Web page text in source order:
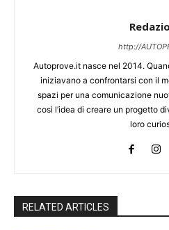
http://
Autoprove.it nasce nel 2014.
iniziavano a confrontarsi con il
spazi per una comunicazione
così l’idea di creare un progetto
loro
RELATED ARTICLES